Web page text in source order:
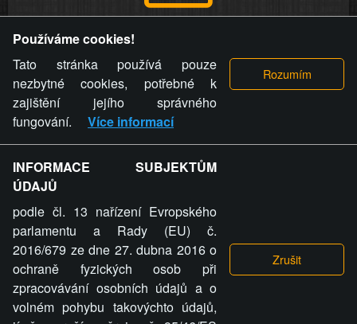
videa a komentáře. Osoba, které se toto opatření provozovatele
stránky týče, ani osoba, která umístila fotografii nebo video na
stránku, nemůže z důvodu odstranění fotografie, videa nebo
komentáře pro výše uvedenou okolnost uplatnit vůči
provozovateli stránky žádný nárok na náhradu škody nebo
nemajetkové újmy.
ZVRÁCENÝ.CZ - Svět není zvrácenej. To jen
ty lidi...
ZVRÁCENÝ.CZ
Používáme cookies!
Tato stránka používá pouze
nezbytné cookies, potřebné k
zajištění jejího správného
fungování.
Více informací
INFORMACE SUBJEKTŮM
ÚDAJŮ
podle čl. 13 nařízení Evropského
parlamentu a Rady (EU) č.
2016/679 ze dne 27. dubna 2016 o
ochraně fyzických osob při
zpracovávání osobních údajů a o
volném pohybu takovýchto údajů,